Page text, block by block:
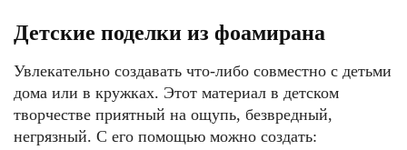
Детские поделки из фоамирана
Увлекательно создавать что-либо совместно с детьми
дома или в кружках. Этот материал в детском
творчестве приятный на ощупь, безвредный,
негрязный. С его помощью можно создать: